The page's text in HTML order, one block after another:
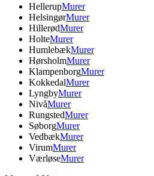
HellerupMurer
HelsingørMurer
HillerødMurer
HolteMurer
HumlebækMurer
HørsholmMurer
KlampenborgMurer
KokkedalMurer
LyngbyMurer
NivåMurer
RungstedMurer
SøborgMurer
VedbækMurer
VirumMurer
VærløseMurer